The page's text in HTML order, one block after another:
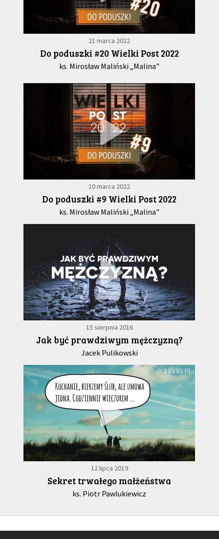
21 marca 2022
Do poduszki #20 Wielki Post 2022
ks. Mirosław Maliński „Malina"
10 marca 2022
Do poduszki #9 Wielki Post 2022
ks. Mirosław Maliński „Malina"
15 sierpnia 2016
Jak być prawdziwym mężczyzną?
Jacek Pulikowski
12 lipca 2019
Sekret trwałego małżeństwa
ks. Piotr Pawlukiewicz